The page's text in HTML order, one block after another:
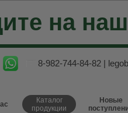
на
8-982-744-84-82 |
Каталог
продукции
Новые